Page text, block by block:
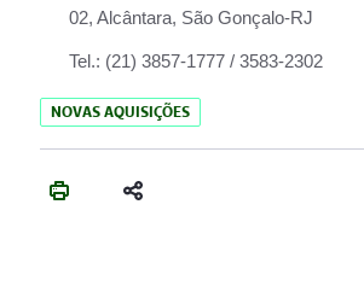
02, Alcântara, São Gonçalo-RJ
Tel.: (21) 3857-1777 / 3583-2302
NOVAS AQUISIÇÕES